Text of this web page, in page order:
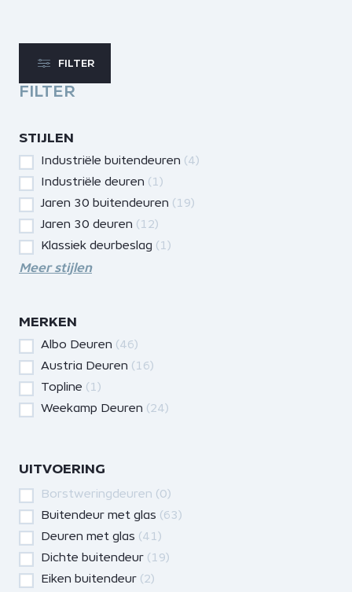
FILTER
FILTER
STIJLEN
Industriële buitendeuren (4)
Industriële deuren (1)
Jaren 30 buitendeuren (19)
Jaren 30 deuren (12)
Klassiek deurbeslag (1)
Meer stijlen
MERKEN
Albo Deuren (46)
Austria Deuren (16)
Topline (1)
Weekamp Deuren (24)
UITVOERING
Borstweringdeuren (0)
Buitendeur met glas (63)
Deuren met glas (41)
Dichte buitendeur (19)
Eiken buitendeur (2)